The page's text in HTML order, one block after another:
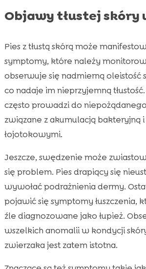
Objawy tłustej skóry
Pies z tłustą skórą może
symptomy, które należy
obserwuje się nadmierną oleistość
co nadaje im nieprzyjemną
często prowadzi do
związane z akumulacją bakteryjną
łojotokowymi.
Jeszcze, swędzenie może
się problem. Pies drapiący się
wywołać podrażnienia dermy.
pojawić się symptomy łuszczenia,
źle diagnozowane jako łupież.
wszelkich anomalii w kondycji
zwierzaka jest zatem istotna.